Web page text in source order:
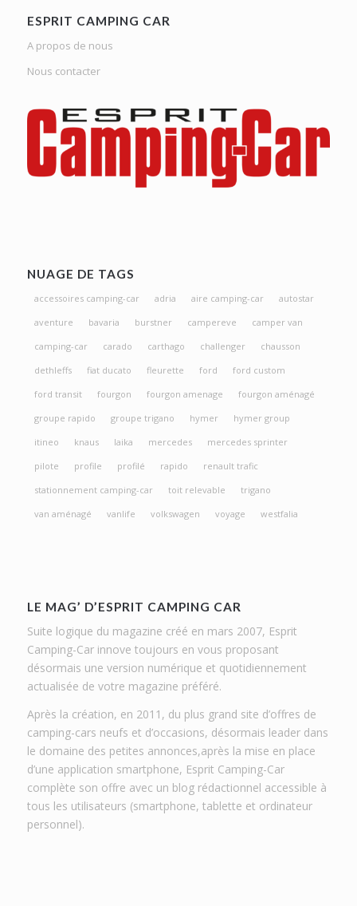
ESPRIT CAMPING CAR
A propos de nous
Nous contacter
NUAGE DE TAGS
accessoires camping-car adria aire camping-car
autostar
aventure
bavaria burstner campereve
camper van
camping-car
carado carthago challenger
chausson
dethleffs
fiat ducato fleurette ford
ford custom
ford transit
fourgon fourgon amenage
fourgon aménagé
groupe rapido
groupe trigano hymer
hymer group
itineo
knaus laika mercedes
mercedes sprinter
pilote
profile profilé rapido
renault trafic
stationnement camping-car
toit relevable
trigano
van aménagé
vanlife volkswagen voyage westfalia
LE MAG’ D’ESPRIT CAMPING CAR
Suite logique du magazine créé en mars 2007, Esprit
Camping-Car innove toujours en vous proposant
désormais une version numérique et quotidiennement
actualisée de votre magazine préféré.
Après la création, en 2011, du plus grand site d’offres de
camping-cars neufs et d’occasions, désormais leader dans
le domaine des petites annonces,après la mise en place
d’une application smartphone, Esprit Camping-Car
complète son offre avec un blog rédactionnel accessible à
tous les utilisateurs (smartphone, tablette et ordinateur
personnel).